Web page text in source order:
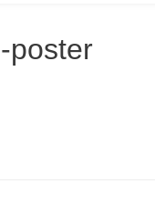
poster